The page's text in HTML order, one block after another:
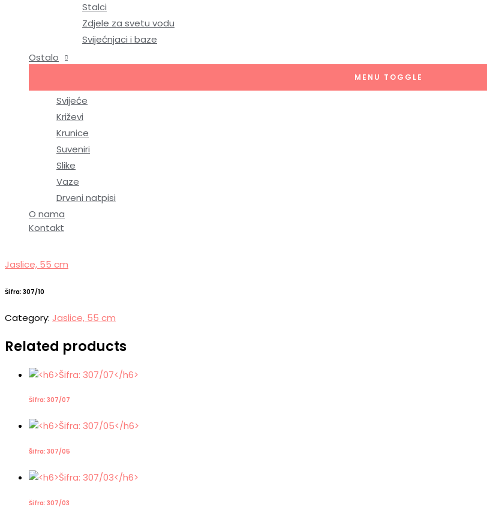
Stalci
Zdjele za svetu vodu
Svijećnjaci i baze
Ostalo
MENU TOGGLE
Svijeće
Križevi
Krunice
Suveniri
Slike
Vaze
Drveni natpisi
O nama
Kontakt
Jaslice, 55 cm
Šifra: 307/10
Category: Jaslice, 55 cm
Related products
Šifra: 307/07
Šifra: 307/05
Šifra: 307/03